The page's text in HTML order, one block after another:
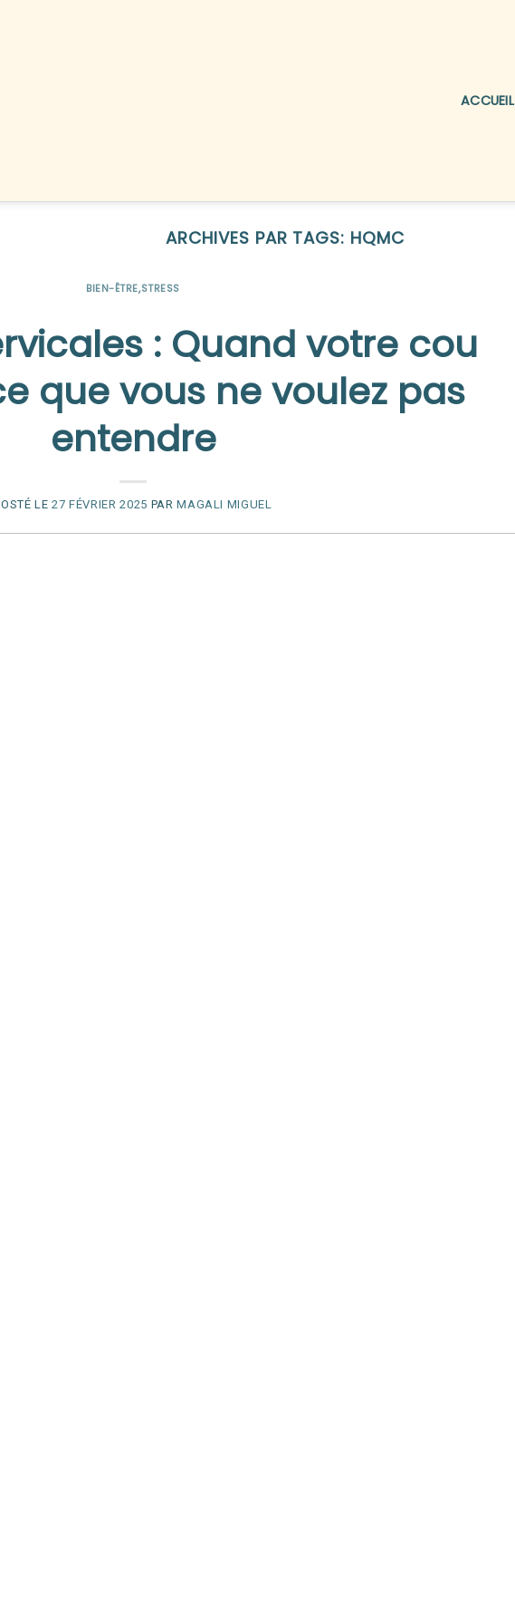
ACCUEIL
ARCHIVES PAR TAGS: HQMC
BIEN-ÊTRE,STRESS
: Quand votre cou
que vous ne voulez pas
entendre
LE27 FÉVRIER 2025 PARMAGALI MIGUEL